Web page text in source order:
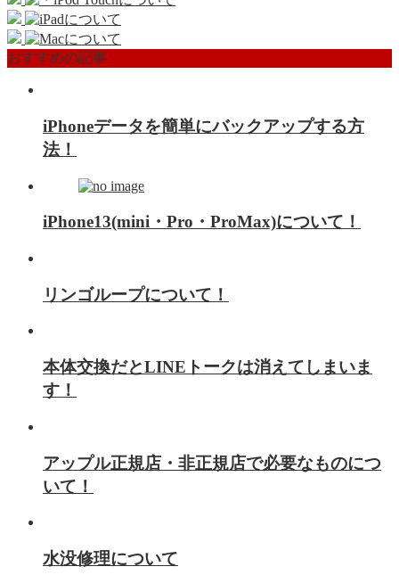
おすすめの記事
iPhoneデータを簡単にバックアップする方
法！
iPhone13(mini・Pro・ProMax)について！
リンゴループについて！
本体交換だとLINEトークは消えてしまいま
す！
アップル正規店・非正規店で必要なものにつ
いて！
水没修理について